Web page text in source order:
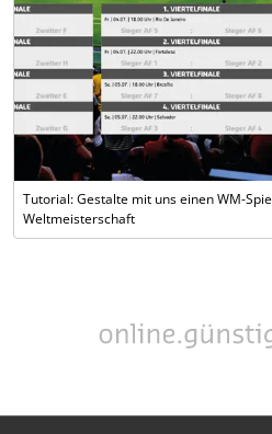
Tutorial: Gestalte mit uns einen WM-
Weltmeisterschaft